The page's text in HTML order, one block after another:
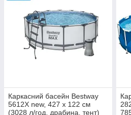
Каркасний басейн Bestway
5612X new, 427 х 122 см
(3028 л/год, драбина, тент)